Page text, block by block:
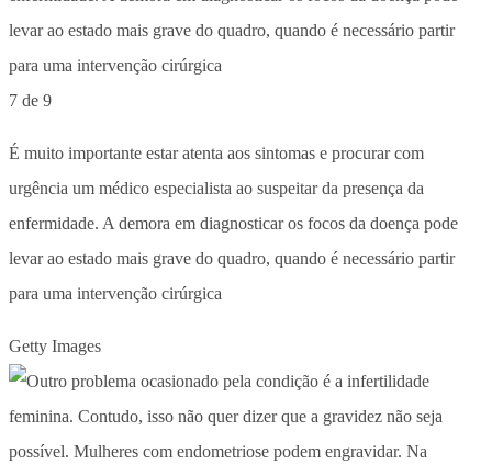
7 de 9
É muito importante estar atenta aos sintomas e procurar com
urgência um médico especialista ao suspeitar da presença da
enfermidade. A demora em diagnosticar os focos da doença pode
levar ao estado mais grave do quadro, quando é necessário partir
para uma intervenção cirúrgica
Getty Images